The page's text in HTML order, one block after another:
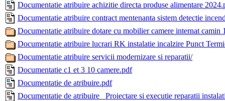
Documentatie atribuire achizitie directa produse alimentare
Documentatie atribuire contract mentenanta sistem detectie
Documentatie atribuire dotare cu mobilier camere internat camin
Documentatie atribuire lucrari RK instalatie incalzire Punct
Documentatie atribuire servicii modernizare si reparatii/
Documentatie c1 et 3 10 camere.pdf
Documentatie de atribuire.pdf
Documentatie de atribuire_ Proiectare si executie reparatii